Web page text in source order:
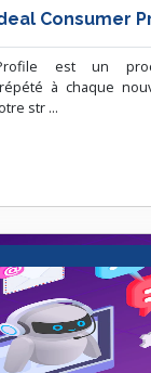
Consumer
Profile est un
à chaque
str ...